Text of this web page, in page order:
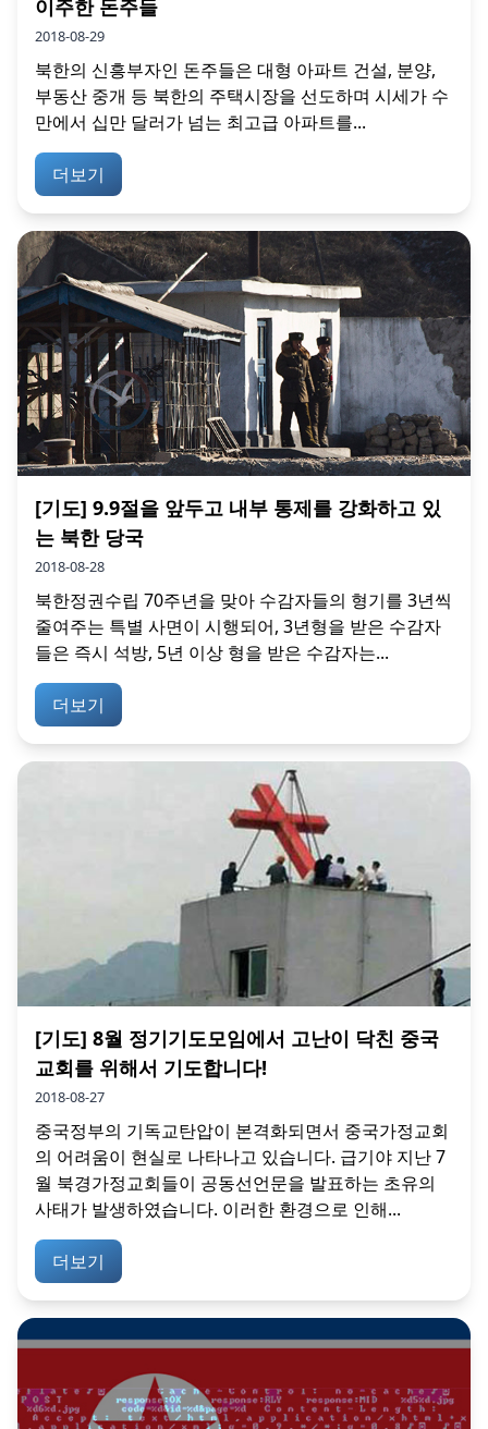
이주한 돈주들
2018-08-29
북한의 신흥부자인 돈주들은 대형 아파트 건설, 분양,
부동산 중개 등 북한의 주택시장을 선도하며 시세가 수
만에서 십만 달러가 넘는 최고급 아파트를...
더보기
[기도] 9.9절을 앞두고 내부 통제를 강화하고 있
는 북한 당국
2018-08-28
북한정권수립 70주년을 맞아 수감자들의 형기를 3년씩
줄여주는 특별 사면이 시행되어, 3년형을 받은 수감자
들은 즉시 석방, 5년 이상 형을 받은 수감자는...
더보기
[기도] 8월 정기기도모임에서 고난이 닥친 중국
교회를 위해서 기도합니다!
2018-08-27
중국정부의 기독교탄압이 본격화되면서 중국가정교회
의 어려움이 현실로 나타나고 있습니다. 급기야 지난 7
월 북경가정교회들이 공동선언문을 발표하는 초유의
사태가 발생하였습니다. 이러한 환경으로 인해...
더보기